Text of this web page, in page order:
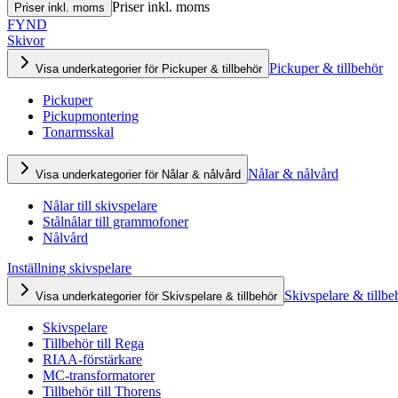
Priser inkl. moms Priser inkl. moms
FYND
Skivor
Visa underkategorier för Pickuper & tillbehör Pickuper & tillbehör
Pickuper
Pickupmontering
Tonarmsskal
Visa underkategorier för Nålar & nålvård Nålar & nålvård
Nålar till skivspelare
Stålnålar till grammofoner
Nålvård
Inställning skivspelare
Visa underkategorier för Skivspelare & tillbehör Skivspelare &
Skivspelare
Tillbehör till Rega
RIAA-förstärkare
MC-transformatorer
Tillbehör till Thorens